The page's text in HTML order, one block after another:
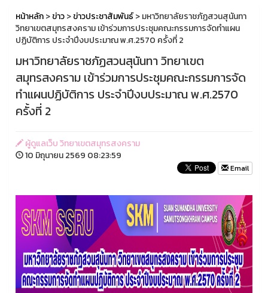
หน้าหลัก>ข่าว>ข่าวประชาสัมพันธ์> มหาวิทยาลัยราชภัฏสวนสุนันทา
วิทยาเขตสมุทรสงคราม เข้าร่วมการประชุมคณะกรรมการจัดทำแผน
ปฏิบัติการ ประจำปีงบประมาณ พ.ศ.2570 ครั้งที่ 2
มหาวิทยาลัยราชภัฏสวนสุนันทา วิทยาเขต
สมุทรสงคราม เข้าร่วมการประชุมคณะกรรมการจัด
ทำแผนปฏิบัติการ ประจำปีงบประมาณ พ.ศ.2570
ครั้งที่ 2
ผู้ดูแลเว็บ วิทยาเขตสมุทรสงคราม
10 มิถุนายน 2569 08:23:59
Email